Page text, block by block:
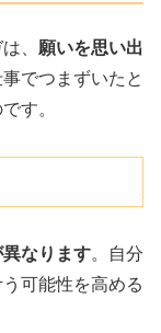
、 願いを思い出
でつまずいたと
す。
なります。自分
可能性を高める